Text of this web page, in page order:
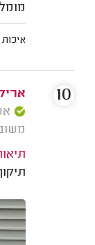
איכות
משוב: 05/03/
10